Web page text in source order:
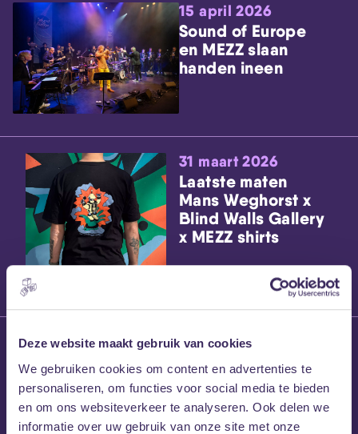
Deze website maakt gebruik van cookies
We gebruiken cookies om content en advertenties te
personaliseren, om functies voor social media te bieden
en om ons websiteverkeer te analyseren. Ook delen we
informatie over uw gebruik van onze site met onze
15 april 2026
Sound of Europe
en MEZZ slaan
handen ineen
31 maart 2026
Laatste maten
Mans Weghorst x
Blind Walls Gallery
x MEZZ shirts
27 maart 2026
Willem’s Blog:
Frans Kalf